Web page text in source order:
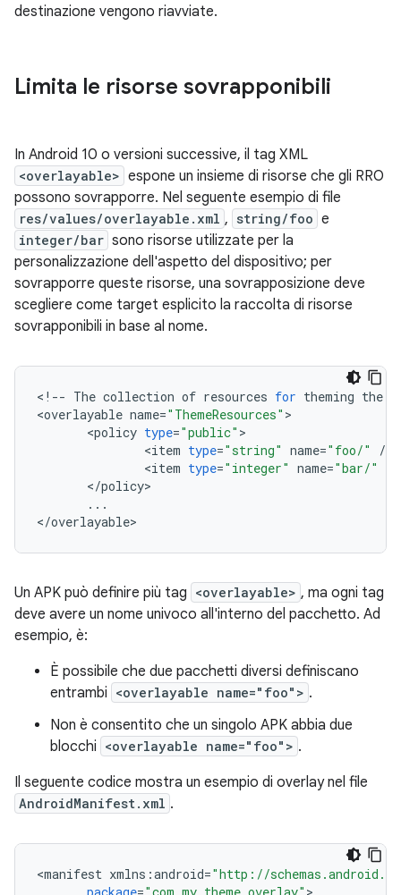
destinazione vengono riavviate.
Limita le risorse sovrapponibili
In Android 10 o versioni successive, il tag XML
<overlayable> espone un insieme di risorse che gli RRO
possono sovrapporre. Nel seguente esempio di file
res/values/overlayable.xml , string/foo e
integer/bar sono risorse utilizzate per la
personalizzazione dell'aspetto del dispositivo; per
sovrapporre queste risorse, una sovrapposizione deve
scegliere come target esplicito la raccolta di risorse
sovrapponibili in base al nome.
< ! -- The collection of resources for theming the
<overlayable name="ThemeResources"
<policy type="public"
<item type="string" name="foo/" /
<item type="integer" name="bar/"
</policy
...
</overlayable
Un APK può definire più tag <overlayable> , ma ogni tag
deve avere un nome univoco all'interno del pacchetto. Ad
esempio, è:
È possibile che due pacchetti diversi definiscano
entrambi <overlayable name="foo"> .
Non è consentito che un singolo APK abbia due
blocchi <overlayable name="foo"> .
Il seguente codice mostra un esempio di overlay nel file
AndroidManifest.xml .
<manifest xmlns :android="http://